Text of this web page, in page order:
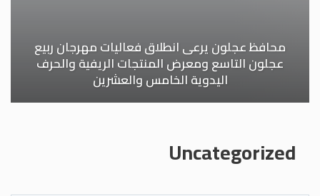
محافظ عجلون يرعى انطلاق فعاليات مهرجان ربيع
عجلون التاسع ومعرض المنتجات الريفية والحرف
اليدوية الخامس والعشرين
Uncategorized